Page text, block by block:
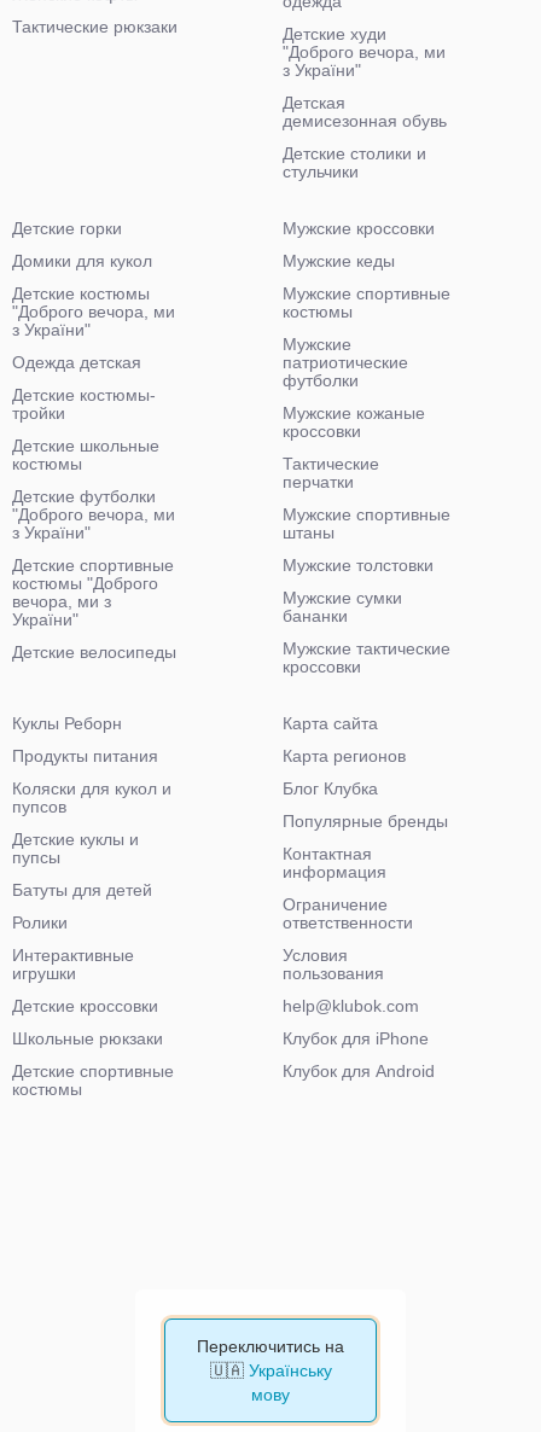
Тактические рюкзаки
Детские худи
"Доброго вечора, ми
з України"
Детская
демисезонная обувь
Детские столики и
стульчики
Детские горки
Домики для кукол
Детские костюмы
"Доброго вечора, ми
з України"
Одежда детская
Детские костюмы-
тройки
Детские школьные
костюмы
Детские футболки
"Доброго вечора, ми
з України"
Детские спортивные
костюмы "Доброго
вечора, ми з
України"
Детские велосипеды
Мужские кроссовки
Мужские кеды
Мужские спортивные
костюмы
Мужские
патриотические
футболки
Мужские кожаные
кроссовки
Тактические
перчатки
Мужские спортивные
штаны
Мужские толстовки
Мужские сумки
бананки
Мужские тактические
кроссовки
Куклы Реборн
Продукты питания
Коляски для кукол и
пупсов
Детские куклы и
пупсы
Батуты для детей
Ролики
Интерактивные
игрушки
Детские кроссовки
Школьные рюкзаки
Детские спортивные
костюмы
Карта сайта
Карта регионов
Блог Клубка
Популярные бренды
Контактная
информация
Ограничение
ответственности
Условия
пользования
help@klubok.com
Клубок для iPhone
Клубок для Android
Переключитись на
🇺🇦 Українську
мову